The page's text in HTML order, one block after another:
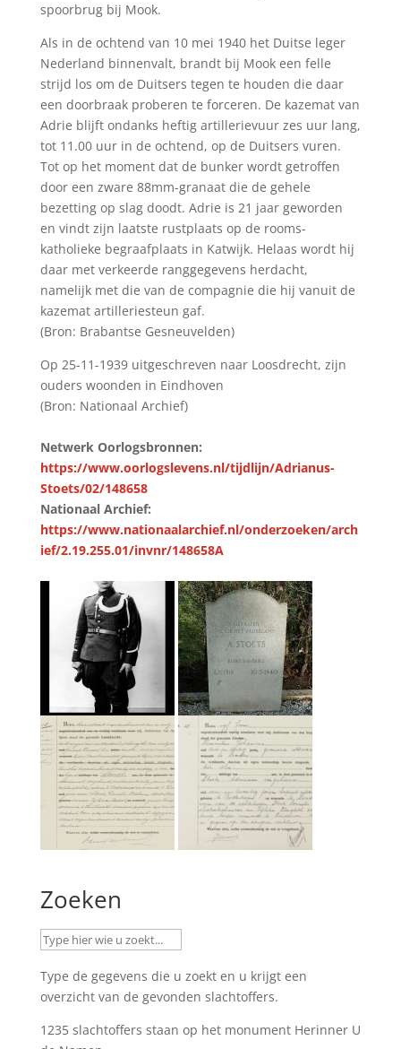
spoorbrug bij Mook.
Als in de ochtend van 10 mei 1940 het Duitse leger
Nederland binnenvalt, brandt bij Mook een felle
strijd los om de Duitsers tegen te houden die daar
een doorbraak proberen te forceren. De kazemat van
Adrie blijft ondanks heftig artillerievuur zes uur lang,
tot 11.00 uur in de ochtend, op de Duitsers vuren.
Tot op het moment dat de bunker wordt getroffen
door een zware 88mm-granaat die de gehele
bezetting op slag doodt. Adrie is 21 jaar geworden
en vindt zijn laatste rustplaats op de rooms-
katholieke begraafplaats in Katwijk. Helaas wordt hij
daar met verkeerde ranggegevens herdacht,
namelijk met die van de compagnie die hij vanuit de
kazemat artilleriesteun gaf.
(Bron: Brabantse Gesneuvelden)
Op 25-11-1939 uitgeschreven naar Loosdrecht, zijn
ouders woonden in Eindhoven
(Bron: Nationaal Archief)
Netwerk Oorlogsbronnen:
https://www.oorlogslevens.nl/tijdlijn/Adrianus-
Stoets/02/148658
Nationaal Archief:
https://www.nationaalarchief.nl/onderzoeken/arch
ief/2.19.255.01/invnr/148658A
Zoeken
Type de gegevens die u zoekt en u krijgt een
overzicht van de gevonden slachtoffers.
1235 slachtoffers staan op het monument Herinner U